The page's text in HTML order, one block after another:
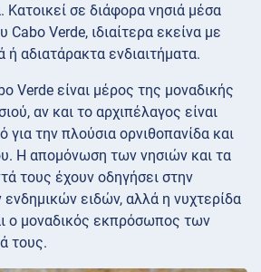
Κατοικεί σε διάφορα νησιά μέσα
Cabo Verde, ιδιαίτερα εκείνα με
αδιατάρακτα ενδιαιτήματα.
Verde είναι μέρος της μοναδικής
αν και το αρχιπέλαγος είναι
την πλούσια ορνιθοπανίδα και
Η απομόνωση των νησιών και τα
τους έχουν οδηγήσει στην
ειδών, αλλά η νυχτερίδα
ο μοναδικός εκπρόσωπος των
τους.